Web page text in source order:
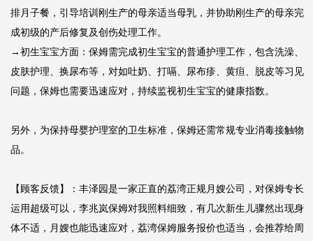
排月子餐，引导培训刚生产的母亲适当母乳，并协助刚生产的母亲完
成初级的产后修复及创伤处理工作。
→初生宝宝方面：保姆需完成初生宝宝的普通护理工作，包含洗澡、
皮肤护理、换尿布等，对如吐奶、打嗝、尿布疹、黄疸、脱皮等习见
问题，保姆也需要迅速应对，持续监视初生宝宝的健康指数。
另外，为保持母婴护理室的卫生标准，保姆还需常规专业消毒接触物
品。
【顾客反馈】：丰泽园是一家正直的荔湾正规月嫂公司，对保姆专长
运用超级可以，李兆岚保姆对我照料细致，有几次新生儿骤然出现身
体不适，月嫂也能迅速应对，荔湾保姆服务报价也适当，会推荐给周